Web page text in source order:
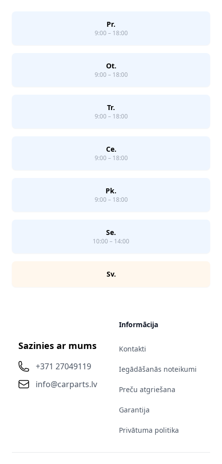
Pr.
9:00 – 18:00
Ot.
9:00 – 18:00
Tr.
9:00 – 18:00
Ce.
9:00 – 18:00
Pk.
9:00 – 18:00
Se.
10:00 – 14:00
Sv.
Sazinies ar mums
+371 27049119
info@carparts.lv
Informācija
Kontakti
Iegādāšanās noteikumi
Preču atgriešana
Garantija
Privātuma politika